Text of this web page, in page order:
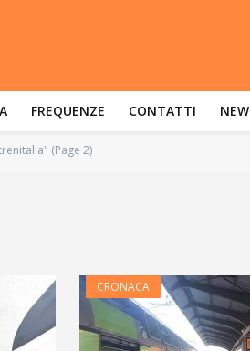
FREQUENZE CONTATTI
(Page 2)
CRONACA